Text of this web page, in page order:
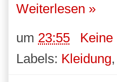
Weiterlesen »
um 23:55
Keine
Labels: Kleidung,